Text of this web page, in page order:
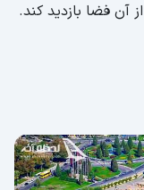
آن فضا بازدید کند.